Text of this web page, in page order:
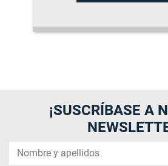
¡SUSCRÍBASE A